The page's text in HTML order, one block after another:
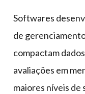
Softwares
de
compactam
avaliações em
maiores níveis de